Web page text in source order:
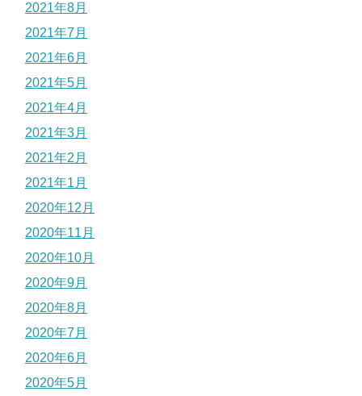
2021年8月
2021年7月
2021年6月
2021年5月
2021年4月
2021年3月
2021年2月
2021年1月
2020年12月
2020年11月
2020年10月
2020年9月
2020年8月
2020年7月
2020年6月
2020年5月